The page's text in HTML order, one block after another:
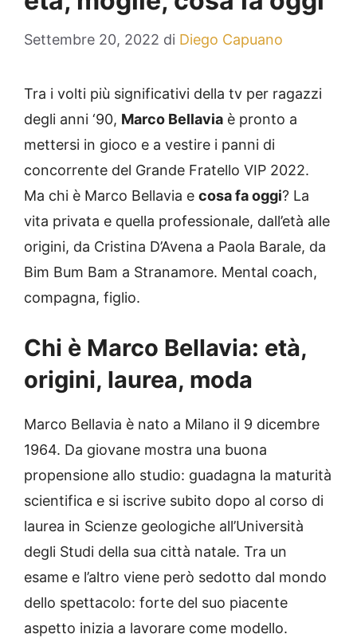
Settembre 20, 2022 di Diego Capuano
Tra i volti più significativi della tv per ragazzi
degli anni ‘90, Marco Bellavia è pronto a
mettersi in gioco e a vestire i panni di
concorrente del Grande Fratello VIP 2022.
Ma chi è Marco Bellavia e cosa fa oggi? La
vita privata e quella professionale, dall’età alle
origini, da Cristina D’Avena a Paola Barale, da
Bim Bum Bam a Stranamore. Mental coach,
compagna, figlio.
Chi è Marco Bellavia: età,
origini, laurea, moda
Marco Bellavia è nato a Milano il 9 dicembre
1964. Da giovane mostra una buona
propensione allo studio: guadagna la maturità
scientifica e si iscrive subito dopo al corso di
laurea in Scienze geologiche all’Università
degli Studi della sua città natale. Tra un
esame e l’altro viene però sedotto dal mondo
dello spettacolo: forte del suo piacente
aspetto inizia a lavorare come modello.